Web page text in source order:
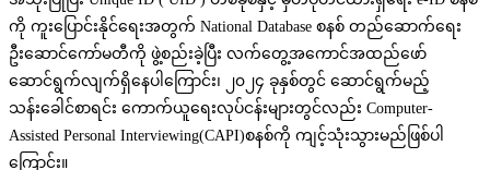
ကို ကူးပြောင်းနိုင်ရေးအတွက် National Database စနစ် တည်ဆောက်ရေး
ဦးဆောင်ကော်မတီကို ဖွဲ့စည်းခဲ့ပြီး လက်တွေ့အကောင်အထည်ဖော်
ဆောင်ရွက်လျက်ရှိနေပါကြောင်း၊ ၂၀၂၄ ခုနှစ်တွင် ဆောင်ရွက်မည့်
သန်းခေါင်စာရင်း ကောက်ယူရေးလုပ်ငန်းများတွင်လည်း Computer-
Assisted Personal Interviewing(CAPI)စနစ်ကို ကျင့်သုံးသွားမည်ဖြစ်ပါ
ကြောင်း။